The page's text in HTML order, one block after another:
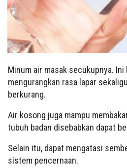
Minum air masak secukupnya. Ini
mengurangkan rasa lapar
berkurang.
Air kosong juga mampu
tubuh badan disebabkan dapat
Selain itu, dapat mengatasi
sistem pencernaan.